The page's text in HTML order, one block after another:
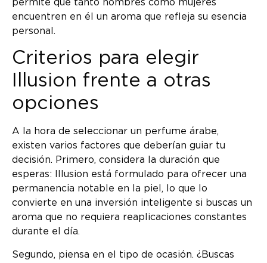
permite que tanto hombres como mujeres
encuentren en él un aroma que refleja su esencia
personal.
Criterios para elegir
Illusion frente a otras
opciones
A la hora de seleccionar un perfume árabe,
existen varios factores que deberían guiar tu
decisión. Primero, considera la duración que
esperas: Illusion está formulado para ofrecer una
permanencia notable en la piel, lo que lo
convierte en una inversión inteligente si buscas un
aroma que no requiera reaplicaciones constantes
durante el día.
Segundo, piensa en el tipo de ocasión. ¿Buscas